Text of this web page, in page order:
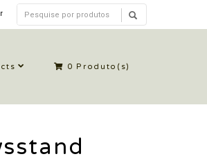
0 Produto(s)